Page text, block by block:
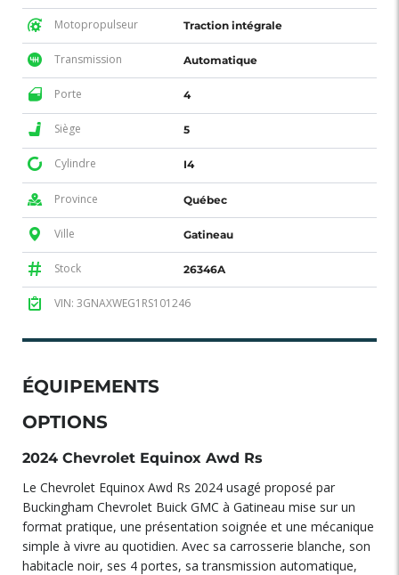
Motopropulseur Traction intégrale
Transmission Automatique
Porte 4
Siège 5
Cylindre I4
Province Québec
Ville Gatineau
Stock 26346A
VIN: 3GNAXWEG1RS101246
ÉQUIPEMENTS
OPTIONS
2024 Chevrolet Equinox Awd Rs
Le Chevrolet Equinox Awd Rs 2024 usagé proposé par
Buckingham Chevrolet Buick GMC à Gatineau mise sur un
format pratique, une présentation soignée et une mécanique
simple à vivre au quotidien. Avec sa carrosserie blanche, son
habitacle noir, ses 4 portes, sa transmission automatique,